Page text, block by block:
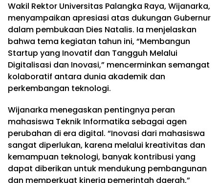
Wakil Rektor Universitas Palangka Raya, Wijanarka,
menyampaikan apresiasi atas dukungan Gubernur
dalam pembukaan Dies Natalis. Ia menjelaskan
bahwa tema kegiatan tahun ini, “Membangun
Startup yang Inovatif dan Tangguh Melalui
Digitalisasi dan Inovasi,” mencerminkan semangat
kolaboratif antara dunia akademik dan
perkembangan teknologi.
Wijanarka menegaskan pentingnya peran
mahasiswa Teknik Informatika sebagai agen
perubahan di era digital. “Inovasi dari mahasiswa
sangat diperlukan, karena melalui kreativitas dan
kemampuan teknologi, banyak kontribusi yang
dapat diberikan untuk mendukung pembangunan
dan memperkuat kinerja pemerintah daerah,”